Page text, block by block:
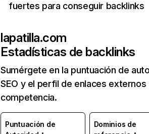
fuertes para conseguir backlinks
lapatilla.com
Estadísticas de backlinks
Sumérgete en la puntuación de
SEO y el perfil de enlaces externos
competencia.
Puntuación de
Dominios de